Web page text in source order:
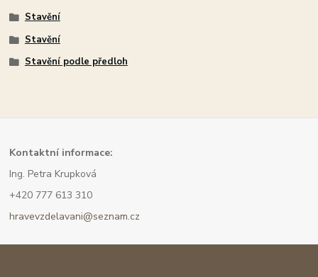
Stavění
Stavění
Stavění podle předloh
Kontaktní informace:
Ing. Petra Krupková
+420 777 613 310
hravevzdelavani@seznam.cz